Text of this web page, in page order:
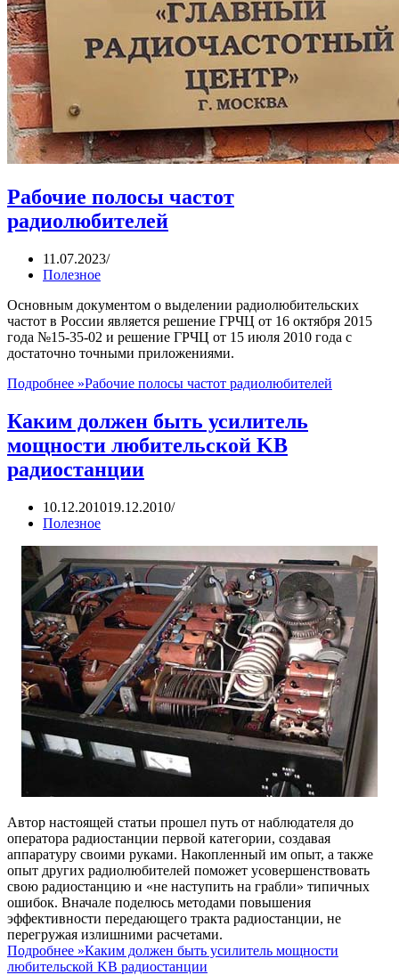
Рабочие полосы частот
радиолюбителей
11.07.2023
Полезное
Основным документом о выделении радиолюбительских
частот в России является решение ГРЧЦ от 16 октября 2015
года №15-35-02 и решение ГРЧЦ от 15 июля 2010 года с
достаточно точными приложениями.
Подробнее »Рабочие полосы частот радиолюбителей
Каким должен быть усилитель
мощности любительской KB
радиостанции
10.12.201019.12.2010
Полезное
Автор настоящей статьи прошел путь от наблюдателя до
оператора радиостанции первой категории, создавая
аппаратуру своими руками. Накопленный им опыт, а также
опыт других радиолюбителей поможет усовершенствовать
свою радиостанцию и «не наступить на грабли» типичных
ошибок. Вначале поделюсь методами повышения
эффективности передающего тракта радиостанции, не
перегружая излишними расчетами.
Подробнее »Каким должен быть усилитель мощности
любительской KB радиостанции